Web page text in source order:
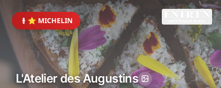
⭐ MICHELIN
L'Atelier des Augustins